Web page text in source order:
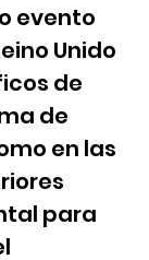
evento
Unido
de
de
en las
para